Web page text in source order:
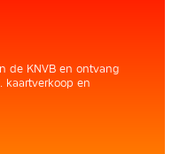
de KNVB en ontvang
kaartverkoop en